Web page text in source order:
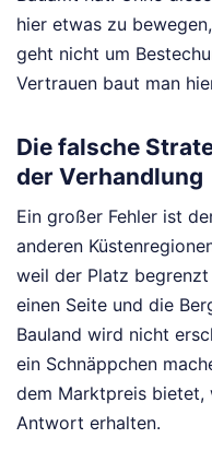
hier etwas zu
geht nicht um
Vertrauen baut man
Die falsche
der Verhandlung
Ein großer Fehler ist
anderen
weil der Platz
einen Seite und die
Bauland wird nicht
ein Schnäppchen
dem Marktpreis bietet,
Antwort erhalten.